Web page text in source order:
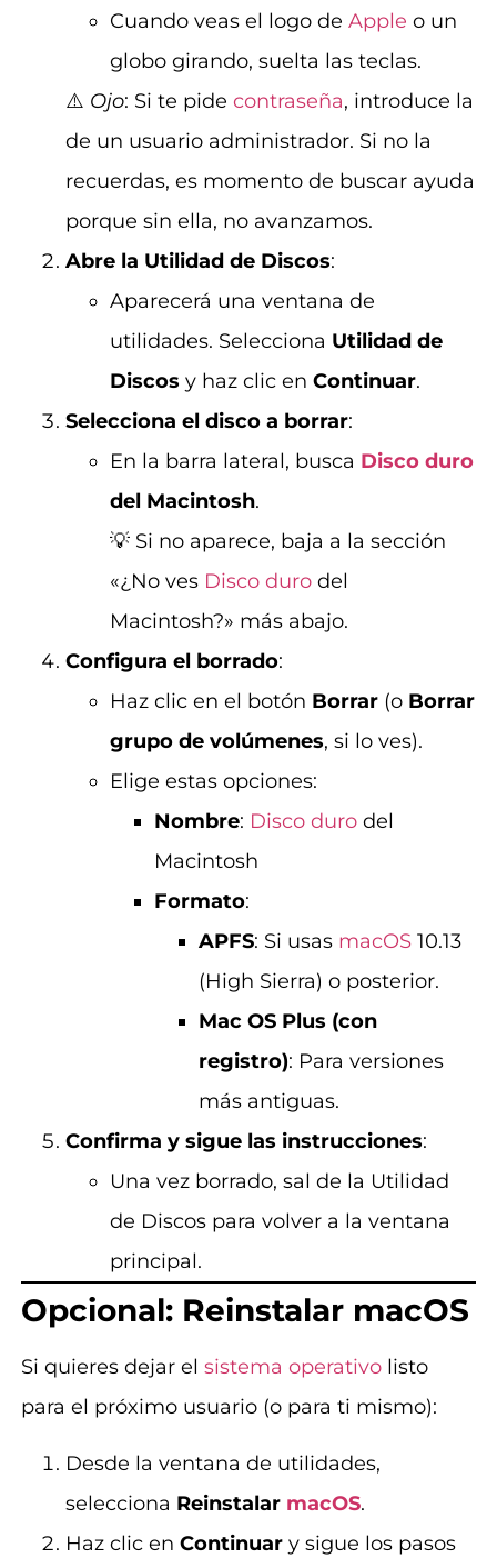
Cuando veas el logo de Apple o un
globo girando, suelta las teclas.
⚠️ Ojo: Si te pide contraseña, introduce la
de un usuario administrador. Si no la
recuerdas, es momento de buscar ayuda
porque sin ella, no avanzamos.
Abre la Utilidad de Discos:
Aparecerá una ventana de
utilidades. Selecciona Utilidad de
Discos y haz clic en Continuar.
Selecciona el disco a borrar:
En la barra lateral, busca Disco duro
del Macintosh.
💡 Si no aparece, baja a la sección
«¿No ves Disco durodel
Macintosh?» más abajo.
Configura el borrado:
Haz clic en el botón Borrar(o Borrar
grupo de volúmenes, si lo ves).
Elige estas opciones:
Nombre: Disco durodel
Macintosh
Formato:
APFS: Si usas macOS10.13
(High Sierra) o posterior.
Mac OS Plus (con
registro): Para versiones
más antiguas.
Confirma y sigue las instrucciones:
Una vez borrado, sal de la Utilidad
de Discos para volver a la ventana
principal.
Opcional: Reinstalar macOS
Si quieres dejar el sistema operativolisto
para el próximo usuario (o para ti mismo):
Desde la ventana de utilidades,
selecciona Reinstalar macOS.
Haz clic en Continuary sigue los pasos